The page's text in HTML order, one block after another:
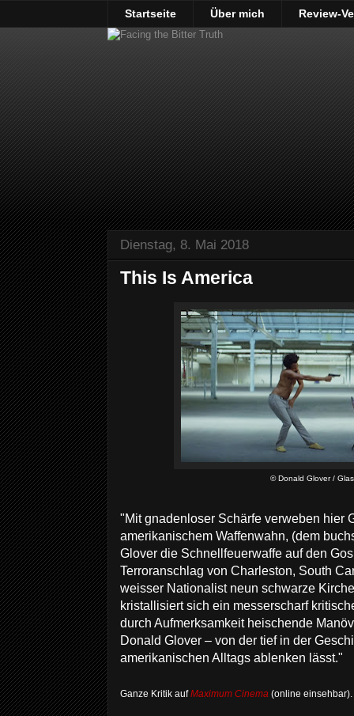
Startseite Über mich Review-
Dienstag, 8. Mai 2018
This Is America
© Donald Glover /
"Mit gnadenloser Schärfe verweben hier
amerikanischem Waffenwahn, (dem
Glover die Schnellfeuerwaffe auf den
Terroranschlag von Charleston, South
weisser Nationalist neun schwarze
kristallisiert sich ein messerscharf
durch Aufmerksamkeit heischende
Donald Glover – von der tief in der
amerikanischen Alltags ablenken lässt."
Ganze Kritik aufMaximum Cinema (online einsehbar).